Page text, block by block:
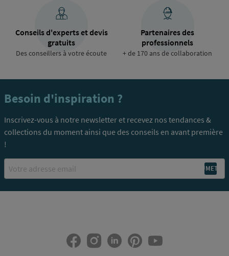
Conseils d'experts et devis
gratuits
Des conseillers à votre écoute
Partenaires des
professionnels
+ de 170 ans de collaboration
Besoin d'inspiration ?
Inscrivez-vous à notre newsletter et recevez nos tendances &
collections du moment ainsi que des conseils en avant première
!
Email